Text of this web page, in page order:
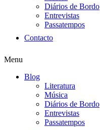
Diários de Bordo
Entrevistas
Passatempos
Contacto
Menu
Blog
Literatura
Música
Diários de Bordo
Entrevistas
Passatempos